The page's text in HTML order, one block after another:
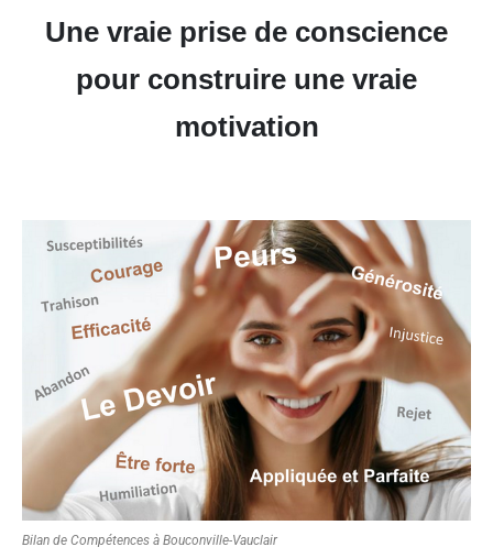
Une vraie prise de conscience
pour construire une vraie
motivation
Bilan de Compétences à Bouconville-Vauclair